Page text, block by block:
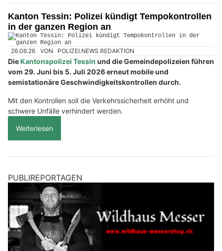
Kanton Tessin: Polizei kündigt Tempokontrollen
in der ganzen Region an
26.06.26 VON POLIZEI.NEWS REDAKTION
DieKantonspolizei Tessin und die Gemeindepolizeien führen
vom 29. Juni bis 5. Juli 2026 erneut mobile und
semistationäre Geschwindigkeitskontrollen durch.
Mit den Kontrollen soll die Verkehrssicherheit erhöht und
schwere Unfälle verhindert werden.
Weiterlesen
PUBLIREPORTAGEN